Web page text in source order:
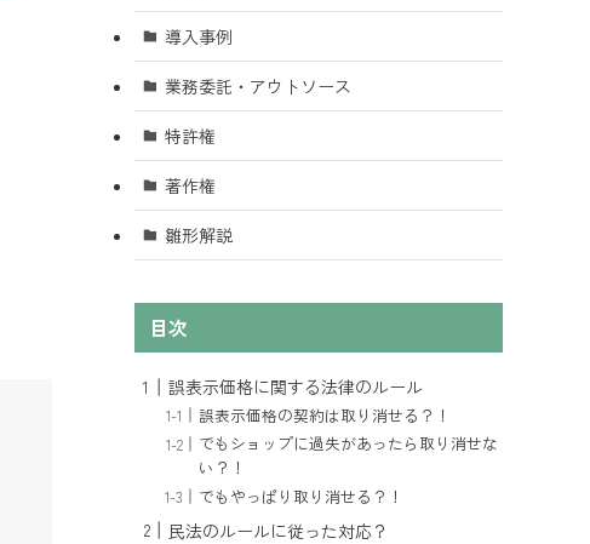
導入事例
業務委託・アウトソース
特許権
著作権
雛形解説
目次
誤表示価格に関する法律のルール
誤表示価格の契約は取り消せる？！
でもショップに過失があったら取り消せな
い？！
でもやっぱり取り消せる？！
民法のルールに従った対応？